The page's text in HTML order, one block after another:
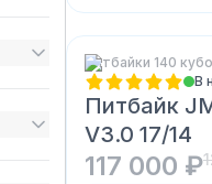
Питбайки 140
В
Питбайк
V3.0 17/14
117 000 ₽